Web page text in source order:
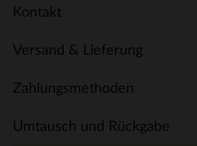
Kontakt
Versand & Lieferung
Zahlungsmethoden
Umtausch und Rückgabe